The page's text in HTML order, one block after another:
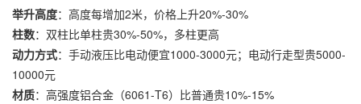
举升高度：高度每增加2米，价格上升20%-30%
柱数：双柱比单柱贵30%-50%，多柱更高
动力方式：手动液压比电动便宜1000-3000元；电动行走型贵5000-
10000元
材质：高强度铝合金（6061-T6）比普通贵10%-15%